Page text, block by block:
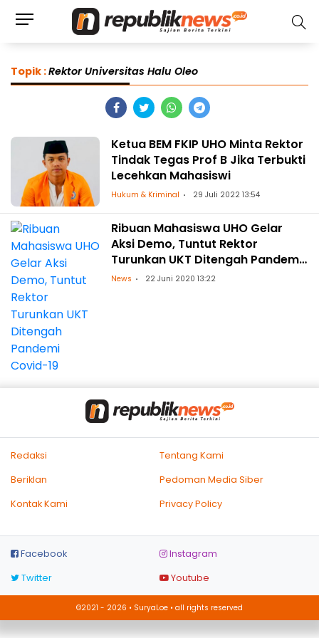
Topik :Rektor Universitas Halu Oleo
Ketua BEM FKIP UHO Minta Rektor
Tindak Tegas Prof B Jika Terbukti
Lecehkan Mahasiswi
Hukum & Kriminal 29 Juli 2022 13:54
Ribuan Mahasiswa UHO Gelar
Aksi Demo, Tuntut Rektor
Turunkan UKT Ditengah Pandemi
Covid-19
News 22 Juni 2020 13:22
Redaksi
Tentang Kami
Beriklan
Pedoman Media Siber
Kontak Kami
Privacy Policy
Facebook
Instagram
Twitter
Youtube
©2021 - 2026 • SuryaLoe • all rights reserved